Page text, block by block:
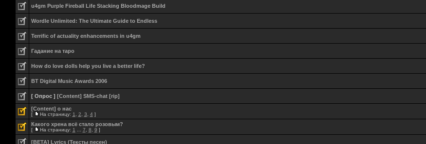
u4gm Purple Fireball Life Stacking Bloodmage Build
Wordle Unlimited: The Ultimate Guide to Endless
Terrific of actuality enhancements in u4gm
Гадание на таро
How do love dolls help you live a better life?
BT Digital Music Awards 2006
[ Опрос ] [Content] SMS-chat [rip]
[Content] о нас
[ На страницу: 1 2 3 4 ]
Какого хрена всё стало розовым?
[ На страницу: 1 7 8 9 ]
[BETA] Lyrics (Тексты песен)